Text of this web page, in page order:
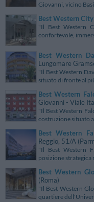
Giovanni, vicino
Best Western
"Il Best Western
confortevole,
Best Western
Lungomare
"Il Best Western
situato di fronte al
Best Western
Giovanni - Viale
"Il Best Western
costruzione situato a
Best Western
Reggio, 51/A
"Il Best Western
posizione strategica
Best Western
(Roma)
"Il Best Western
quartiere